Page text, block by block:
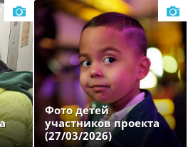
Фото детей
участников проекта
(27/03/2026)